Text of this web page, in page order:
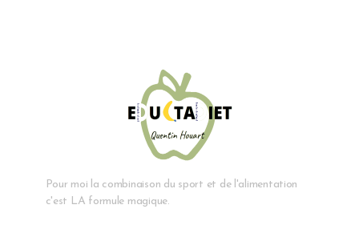
Pour moi la combinaison du sport et de l'alimentation
c'est LA formule magique.